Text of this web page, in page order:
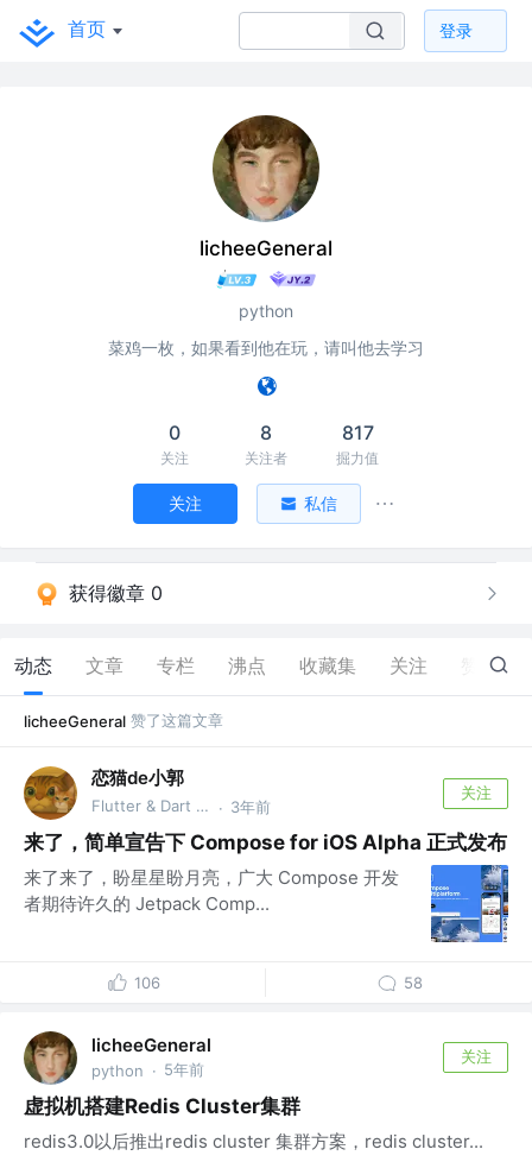
首页 登录
licheeGeneral
python
菜鸡一枚，如果看到他在玩，请叫他去学习
0
关注
8
关注者
817
掘力值
关注 私信
获得徽章 0
动态 文章 专栏 沸点 收藏集 关注 2
licheeGeneral 赞了这篇文章
恋猫de小郭
Flutter & Dart GDE @🏆 掘金签约作者 · 3年前
关注
来了，简单宣告下 Compose for iOS Alpha 正式发布
来了来了，盼星星盼月亮，广大 Compose 开发
者期待许久的 Jetpack Comp...
106 58
licheeGeneral
python · 5年前
关注
虚拟机搭建Redis Cluster集群
redis3.0以后推出redis cluster 集群方案，redis cluster...